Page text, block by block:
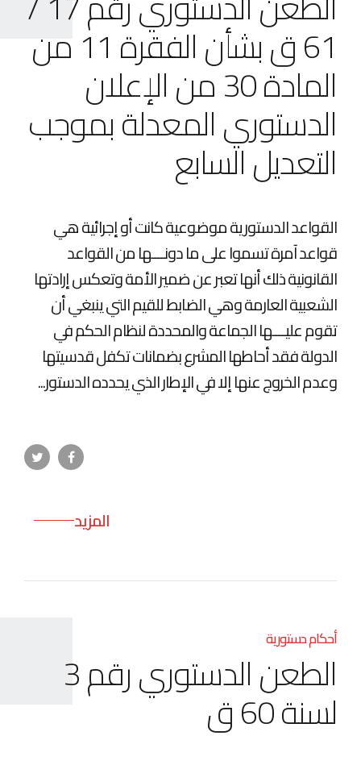
61 ق بشأن الفقرة 11 من
المادة 30 من الإعلان
الدستوري المعدلة بموجب
التعديل السابع
القواعد الدستورية موضوعية كانت أو إجرائية هي
قواعد آمرة تسموا على ما دونــــها من القواعد
القانونية ذلك أنها تعبر عن ضمير الأمة وتعكس إرادتها
الشعبية العارمة وهي الضابط للقيم التي ينبغي أن
تقوم عليــــها الجماعة والمحددة لنظام الحكم في
الدولة فقد أحاطها المشرع بضمانات تكفل قدسيتها
وعدم الخروج عنها إلا في الإطار الذي يحدده الدستور...
المزيد
أحكام دستورية
الطعن الدستوري رقم 3
لسنة 60 ق